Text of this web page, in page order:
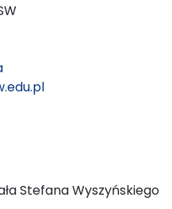
Stefana Wyszyńskiego